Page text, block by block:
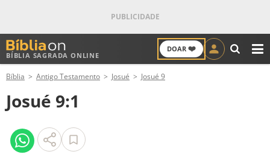
BÍBLIA SAGRADA ONLINE
DOAR ❤️
ANTIGO TESTAMENTO
NOVO TESTAMENTO
VERSÍCULOS
Bíblia Antigo Testamento Josué Josué 9
Josué 9:1